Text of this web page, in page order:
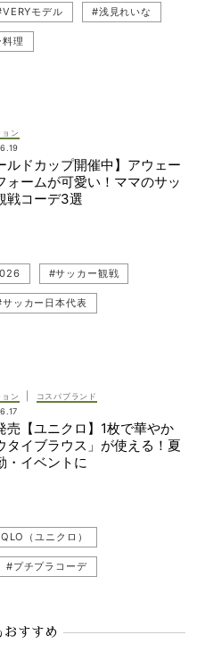
モデル #浅見れいな
理
ン
ルドカップ開催中】アウェー
ォームが可愛い！ママのサッ
戦コーデ3選
#サッカー観戦
ッカー日本代表
ン
コスパブランド
売【ユニクロ】1枚で華やか
タイブラウス」が使える！夏
・イベントに
（ユニクロ）
#プチプラコーデ
おすすめ